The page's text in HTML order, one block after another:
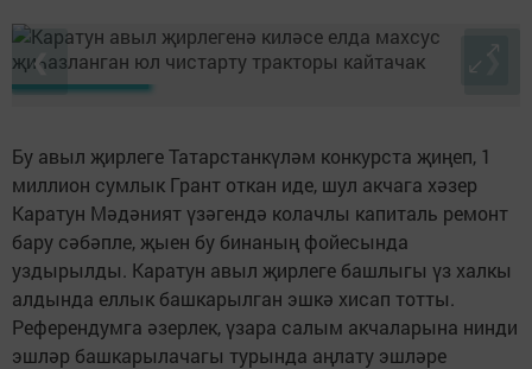
❮ ❯
Бу авыл җирлеге Татарстанкүләм конкурста җиңеп, 1
миллион сумлык Грант откан иде, шул акчага хәзер
Каратун Мәдәният үзәгендә колачлы капиталь ремонт
бару сәбәпле, җыен бу бинаның фойесында
уздырылды. Каратун авыл җирлеге башлыгы үз халкы
алдында еллык башкарылган эшкә хисап тотты.
Референдумга әзерлек, үзара салым акчаларына нинди
эшләр башкарылачагы турында аңлату эшләре